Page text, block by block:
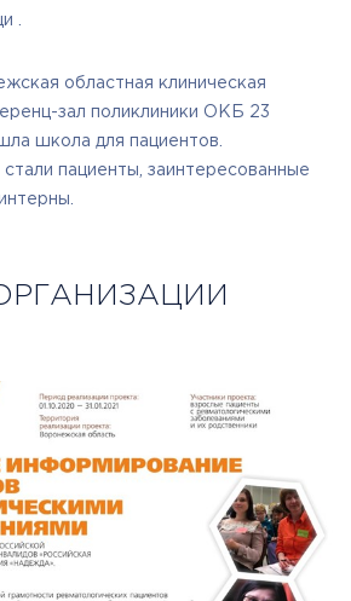
.
областная клиническая
зал поликлиники ОКБ 23
школа для пациентов.
пациенты, заинтересованные